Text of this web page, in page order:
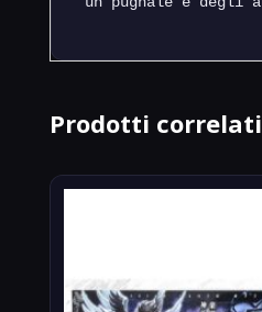
Prodotti correlati